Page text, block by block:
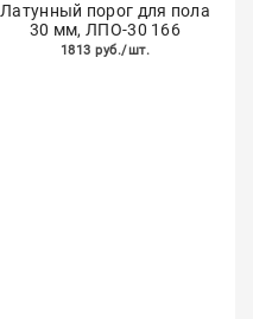
Латунный порог для пола
30 мм, ЛПО-30 166
1813 руб./шт.